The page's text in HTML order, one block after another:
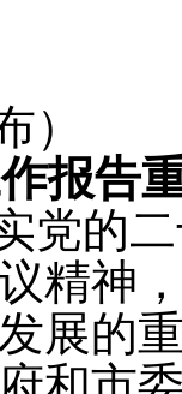
）
报告
党的
精神
展的